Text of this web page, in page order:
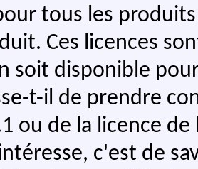
tous les
Ces licences
soit disponible
t-il de prendre
ou de la licence
c'est de